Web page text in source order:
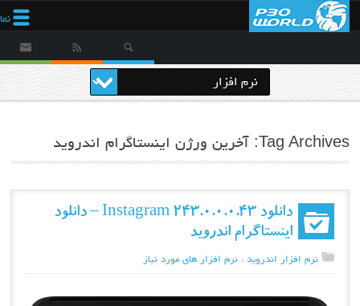
Tag Archives: آخرین ورژن اینستاگرام اندروید
دانلود Instagram 243.0.0.0.43 – دانلود
اینستاگرام اندروید
نرم افزار اندروید ،نرم افزار های مورد نیاز